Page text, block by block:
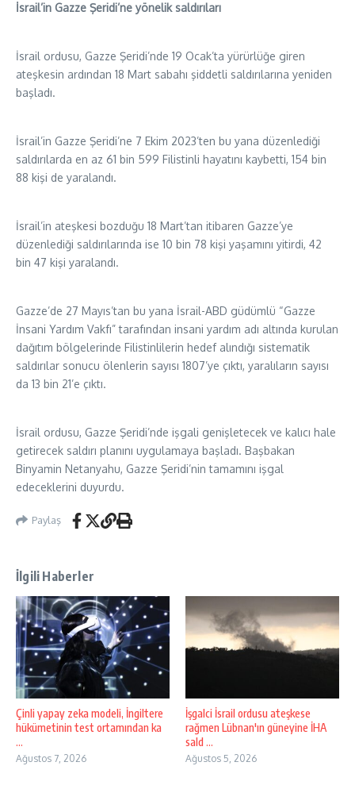
İsrail’in Gazze Şeridi’ne yönelik saldırıları
İsrail ordusu, Gazze Şeridi’nde 19 Ocak’ta yürürlüğe giren
ateşkesin ardından 18 Mart sabahı şiddetli saldırılarına yeniden
başladı.
İsrail’in Gazze Şeridi’ne 7 Ekim 2023’ten bu yana düzenlediği
saldırılarda en az 61 bin 599 Filistinli hayatını kaybetti, 154 bin
88 kişi de yaralandı.
İsrail’in ateşkesi bozduğu 18 Mart’tan itibaren Gazze’ye
düzenlediği saldırılarında ise 10 bin 78 kişi yaşamını yitirdi, 42
bin 47 kişi yaralandı.
Gazze’de 27 Mayıs’tan bu yana İsrail-ABD güdümlü “Gazze
İnsani Yardım Vakfı” tarafından insani yardım adı altında kurulan
dağıtım bölgelerinde Filistinlilerin hedef alındığı sistematik
saldırılar sonucu ölenlerin sayısı 1807’ye çıktı, yaralıların sayısı
da 13 bin 21’e çıktı.
İsrail ordusu, Gazze Şeridi’nde işgali genişletecek ve kalıcı hale
getirecek saldırı planını uygulamaya başladı. Başbakan
Binyamin Netanyahu, Gazze Şeridi’nin tamamını işgal
edeceklerini duyurdu.
Paylaş
İlgili Haberler
Çinli yapay zeka modeli, İngiltere
hükümetinin test ortamından ka
...
Ağustos 7, 2026
İşgalci İsrail ordusu ateşkese
rağmen Lübnan'ın güneyine İHA
sald ...
Ağustos 5, 2026